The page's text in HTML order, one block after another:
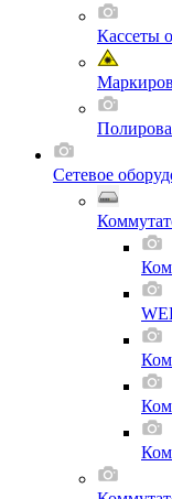
Кассеты
Сетевое